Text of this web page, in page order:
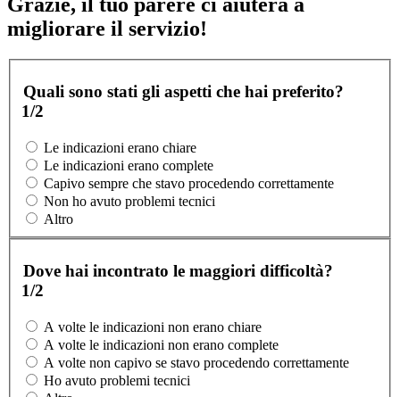
migliorare il servizio!
Quali sono stati gli aspetti che hai preferito?
1/2
Le indicazioni erano chiare
Le indicazioni erano complete
Capivo sempre che stavo procedendo correttamente
Non ho avuto problemi tecnici
Altro
Dove hai incontrato le maggiori difficoltà?
1/2
A volte le indicazioni non erano chiare
A volte le indicazioni non erano complete
A volte non capivo se stavo procedendo correttamente
Ho avuto problemi tecnici